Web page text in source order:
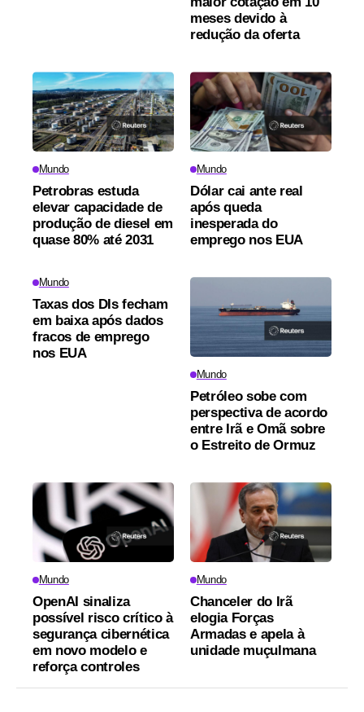
meses devido à
redução da oferta
Mundo
Petrobras estuda
elevar capacidade de
produção de diesel em
quase 80% até 2031
Mundo
Dólar cai ante real
após queda
inesperada do
emprego nos EUA
Mundo
Taxas dos DIs fecham
em baixa após dados
fracos de emprego
nos EUA
Mundo
Petróleo sobe com
perspectiva de acordo
entre Irã e Omã sobre
o Estreito de Ormuz
Mundo
OpenAI sinaliza
possível risco crítico à
segurança cibernética
em novo modelo e
reforça controles
Mundo
Chanceler do Irã
elogia Forças
Armadas e apela à
unidade muçulmana